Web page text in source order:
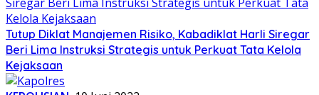
Tutup Diklat Manajemen Risiko, Kabadiklat Harli Siregar
Beri Lima Instruksi Strategis untuk Perkuat Tata Kelola
Kejaksaan